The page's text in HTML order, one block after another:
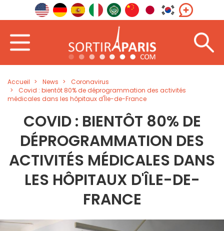
Accueil News
Coronavirus
Covid : bientôt 80% de déprogrammation des activités
médicales dans les hôpitaux d'Île-de-France
COVID : BIENTÔT 80% DE
DÉPROGRAMMATION DES
ACTIVITÉS MÉDICALES DANS
LES HÔPITAUX D'ÎLE-DE-
FRANCE